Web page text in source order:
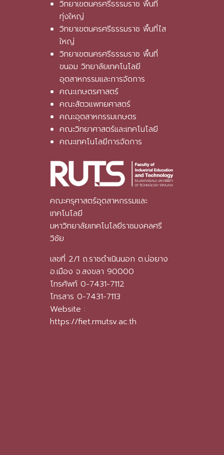
วิทยาเขตนครศรีธรรมราช พื้นที่
ทุ่งใหญ่
วิทยาเขตนครศรีธรรมราช พื้นที่ไส
ใหญ่
วิทยาเขตนครศรีธรรมราช พื้นที่
ขนอม วิทยาลัยเทคโนโลยี
อุตสาหกรรมและการจัดการ
คณะเกษตรศาสตร์
คณะสัตวแพทยศาสตร์
คณะอุตสาหกรรมเกษตร
คณะวิทยาศาสตร์และเทคโนโลยี
คณะเทคโนโลยีการจัดการ
คณะครุศาสตร์อุตสาหกรรมและ
เทคโนโลยี
มหาวิทยาลัยเทคโนโลยีราชมงคลศรี
วิชัย
เลขที่ 2/1 ถ.ราชดำเนินนอก ต.บ่อยาง
อ.เมือง จ.สงขลา 90000
โทรศัพท์ 0-7431-7112
โทรสาร 0-7431-7113
Website :
https://fiet.rmutsv.ac.th